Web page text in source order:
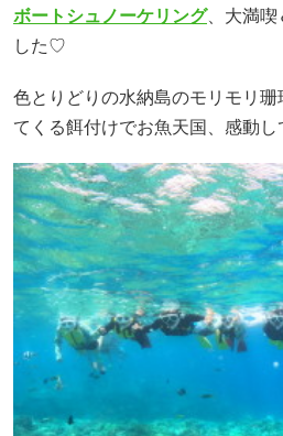
ボートシュノーケリング、大満喫
した♡
色とりどりの水納島のモリモリ
てくる餌付けでお魚天国、感動